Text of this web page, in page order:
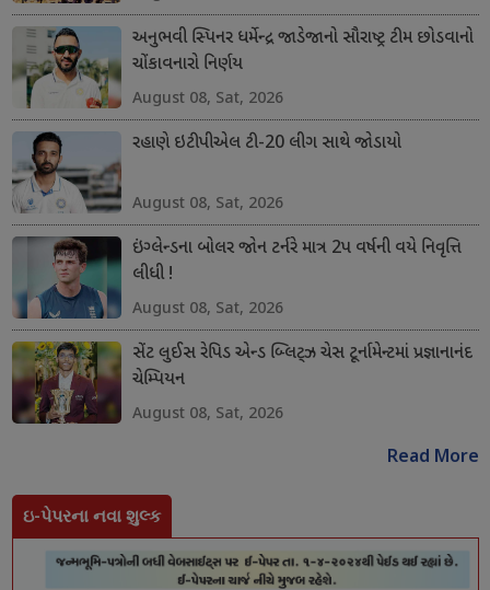
અનુભવી સ્પિનર ધર્મેન્દ્ર જાડેજાનો સૌરાષ્ટ્ર ટીમ છોડવાનો
ચોંકાવનારો નિર્ણય
August 08, Sat, 2026
રહાણે ઇટીપીએલ ટી-20 લીગ સાથે જોડાયો
August 08, Sat, 2026
ઇંગ્લેન્ડના બોલર જોન ટર્નરે માત્ર 2પ વર્ષની વયે નિવૃત્તિ
લીધી !
August 08, Sat, 2026
સેંટ લુઈસ રેપિડ એન્ડ બ્લિટ્ઝ ચેસ ટૂર્નામેન્ટમાં પ્રજ્ઞાનાનંદ
ચેમ્પિયન
August 08, Sat, 2026
Read More
ઇ-પેપરના નવા શુલ્ક